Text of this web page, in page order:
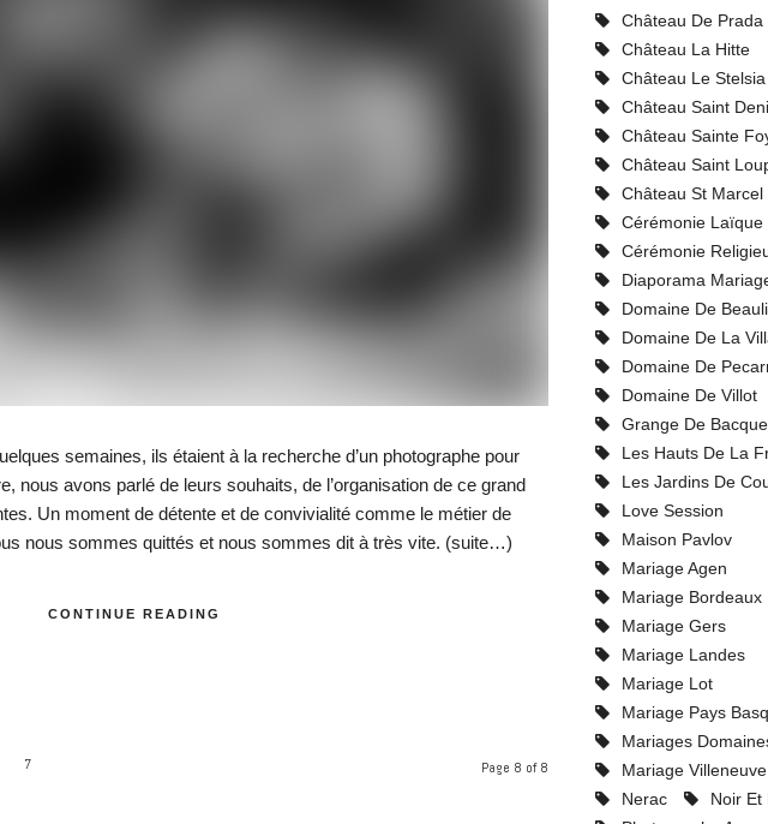
semaines, ils étaient à la recherche d’un photographe pour
nous avons parlé de leurs souhaits, de l’organisation de ce grand
Un moment de détente et de convivialité comme le métier de
nous sommes quittés et nous sommes dit à très vite. (suite…)
CONTINUE READING
7 Page 8 of 8
Château De Prada
Château La Hitte
Château Le Stelsia
Château Saint
Château Sainte
Château Saint
Château St Marcel
Cérémonie Laïque
Cérémonie
Diaporama
Domaine De
Domaine De La
Domaine De
Domaine De Villot
Grange De
Les Hauts De La
Les Jardins De
Love Session
Maison Pavlov
Mariage Agen
Mariage Bordeaux
Mariage Gers
Mariage Landes
Mariage Lot
Mariage Pays
Mariages
Mariage
Nerac
Noir Et